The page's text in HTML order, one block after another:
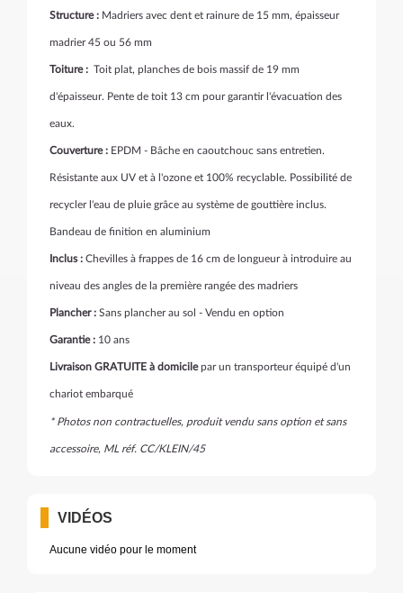
Structure : Madriers avec dent et rainure de 15 mm, épaisseur
madrier 45 ou 56 mm
Toiture : Toit plat, planches de bois massif de 19 mm
d'épaisseur. Pente de toit 13 cm pour garantir l'évacuation des
eaux.
Couverture : EPDM - Bâche en caoutchouc sans entretien.
Résistante aux UV et à l'ozone et 100% recyclable. Possibilité de
recycler l'eau de pluie grâce au système de gouttière inclus.
Bandeau de finition en aluminium
Inclus : Chevilles à frappes de 16 cm de longueur à introduire au
niveau des angles de la première rangée des madriers
Plancher : Sans plancher au sol - Vendu en option
Garantie : 10 ans
Livraison GRATUITE à domicilepar un transporteur équipé d'un
chariot embarqué
* Photos non contractuelles, produit vendu sans option et sans
accessoire, ML réf. CC/KLEIN/45
VIDÉOS
Aucune vidéo pour le moment